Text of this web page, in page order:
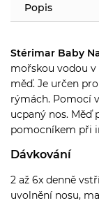
Popis
Stérimar Baby
mořskou vodou
měď. Je určen
rýmách. Pomocí
ucpaný nos. Měď
pomocníkem při
Dávkování
2 až 6x denně
uvolnění nosu,